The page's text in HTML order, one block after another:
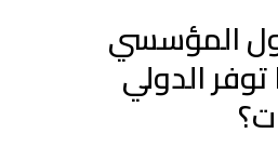
المؤسسي
الدولي